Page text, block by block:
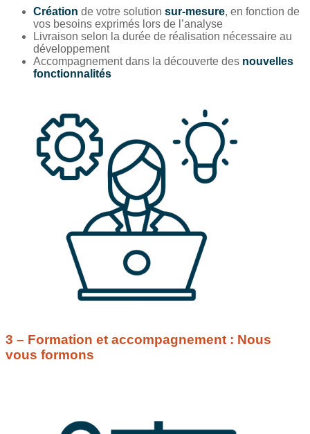
Création de votre solution sur-mesure, en fonction de
vos besoins exprimés lors de l’analyse
Livraison selon la durée de réalisation nécessaire au
développement
Accompagnement dans la découverte des nouvelles
fonctionnalités
3 – Formation et accompagnement : Nous
vous formons